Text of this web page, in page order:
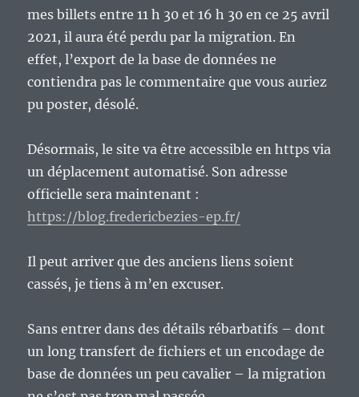
mes billets entre 11 h 30 et 16 h 30 en ce 25 avril
2021, il aura été perdu par la migration. En
effet, l’export de la base de données ne
contiendra pas le commentaire que vous auriez
pu poster, désolé.
Désormais, le site va être accessible en https via
un déplacement automatisé. Son adresse
officielle sera maintenant :
https://blog.fredericbezies-ep.fr/
Il peut arriver que des anciens liens soient
cassés, je tiens à m’en excuser.
Sans entrer dans des détails rébarbatifs – dont
un long transfert de fichiers et un encodage de
base de données un peu cavalier – la migration